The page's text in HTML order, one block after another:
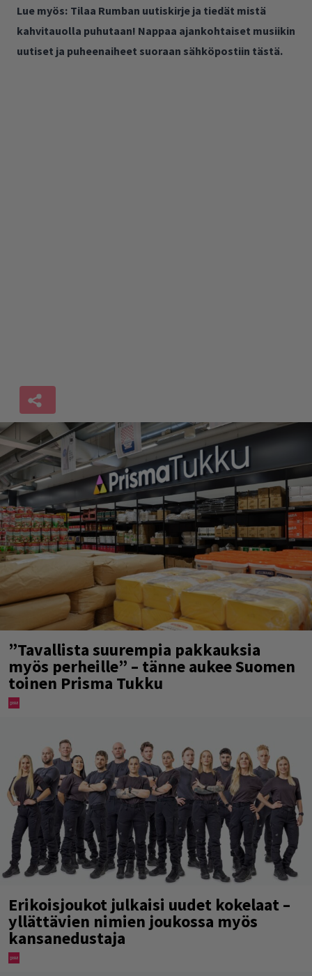
Lue myös: Tilaa Rumban uutiskirje ja tiedät mistä
kahvitauolla puhutaan! Nappaa ajankohtaiset musiikin
uutiset ja puheenaiheet suoraan sähköpostiin tästä.
”Tavallista suurempia pakkauksia
myös perheille” – tänne aukee Suomen
toinen Prisma Tukku
Erikoisjoukot julkaisi uudet kokelaat –
yllättävien nimien joukossa myös
kansanedustaja